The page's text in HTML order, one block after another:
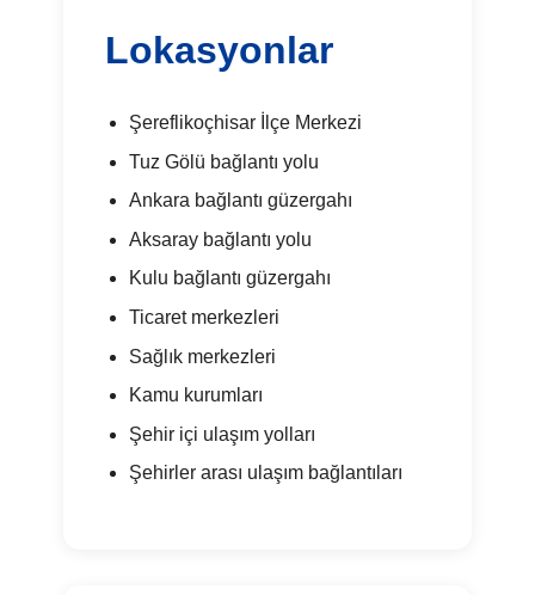
Lokasyonlar
Şereflikoçhisar İlçe Merkezi
Tuz Gölü bağlantı yolu
Ankara bağlantı güzergahı
Aksaray bağlantı yolu
Kulu bağlantı güzergahı
Ticaret merkezleri
Sağlık merkezleri
Kamu kurumları
Şehir içi ulaşım yolları
Şehirler arası ulaşım bağlantıları